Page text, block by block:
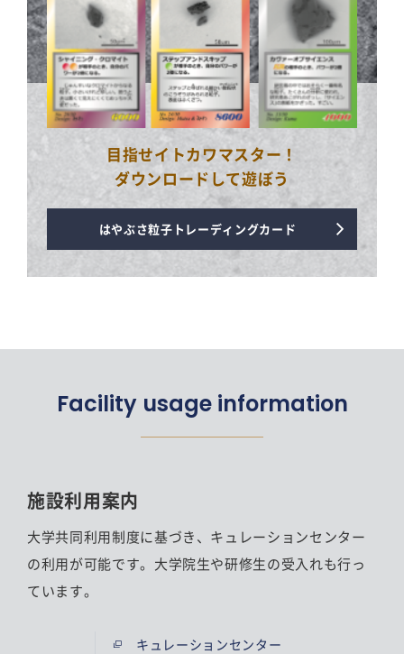
目指せイトカワマスター！
ダウンロードして遊ぼう
はやぶさ粒子トレーディングカード
Facility usage information
施設利用案内
大学共同利用制度に基づき、キュレーションセンター
の利用が可能です。大学院生や研修生の受入れも行っ
ています。
キュレーションセンター